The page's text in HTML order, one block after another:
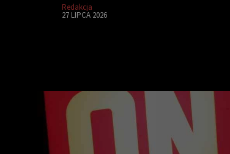
Redakcja
27 LIPCA 2026